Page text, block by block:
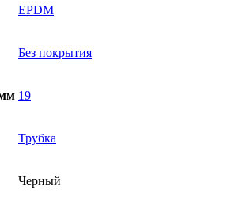
EPDM
Без покрытия
19
Трубка
Черный